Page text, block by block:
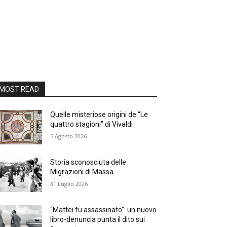
READ
Quelle misteriose origini de “Le
quattro stagioni” di Vivaldi
5 Agosto 2026
Storia sconosciuta delle
Migrazioni di Massa
31 Luglio 2026
“Mattei fu assassinato”: un nuovo
libro-denuncia punta il dito sui